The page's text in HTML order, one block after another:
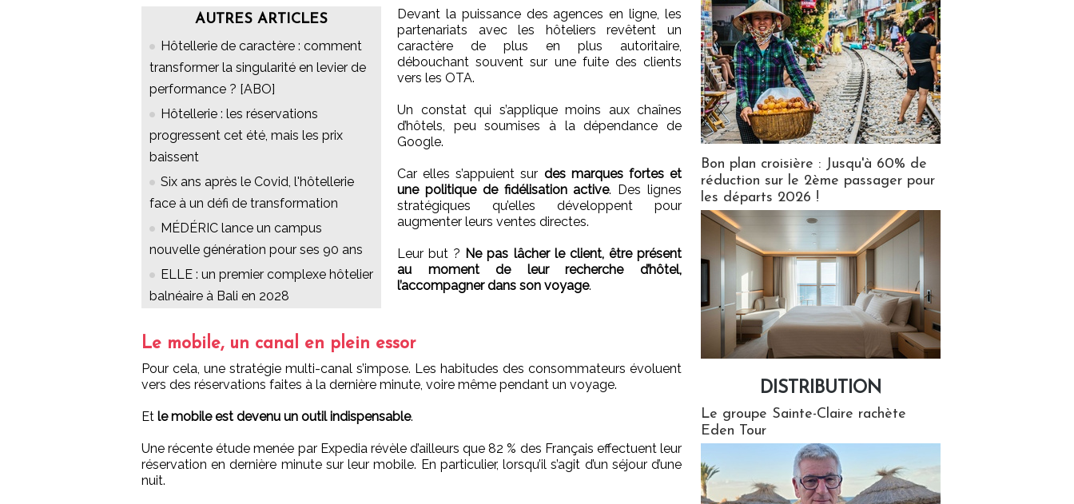
AUTRES ARTICLES
Hôtellerie de caractère : comment
transformer la singularité en levier de
performance ? [ABO]
Hôtellerie : les réservations
progressent cet été, mais les prix
baissent
Six ans après le Covid, l'hôtellerie
face à un défi de transformation
MÉDÉRIC lance un campus
nouvelle génération pour ses 90 ans
ELLE : un premier complexe hôtelier
balnéaire à Bali en 2028
Devant la puissance des agences en ligne, les
partenariats avec les hôteliers revêtent un
caractère de plus en plus autoritaire,
débouchant souvent sur une fuite des clients
vers les OTA.
Un constat qui s’applique moins aux chaînes
d’hôtels, peu soumises à la dépendance de
Google.
Car elles s’appuient sur des marques fortes et
une politique de fidélisation active. Des lignes
stratégiques qu’elles développent pour
augmenter leurs ventes directes.
Leur but ? Ne pas lâcher le client, être présent
au moment de leur recherche d’hôtel,
l’accompagner dans son voyage.
Le mobile, un canal en plein essor
Pour cela, une stratégie multi-canal s’impose. Les habitudes des consommateurs évoluent
vers des réservations faites à la dernière minute, voire même pendant un voyage.
Et le mobile est devenu un outil indispensable.
Une récente étude menée par Expedia révèle d’ailleurs que 82 % des Français effectuent leur
réservation en dernière minute sur leur mobile. En particulier, lorsqu’il s’agit d’un séjour d’une
nuit.
Bon plan croisière : Jusqu'à 60% de
réduction sur le 2ème passager pour
les départs 2026 !
DISTRIBUTION
Le groupe Sainte-Claire rachète
Eden Tour